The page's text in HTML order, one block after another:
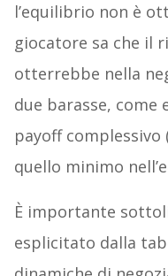
l’equilibrio non è
giocatore sa che il
otterrebbe nella
due barasse,
payoff
quello minimo
È importante
esplicitato dalla